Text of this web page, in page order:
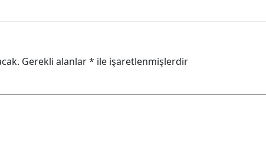
Gerekli alanlar* ile işaretlenmişlerdir